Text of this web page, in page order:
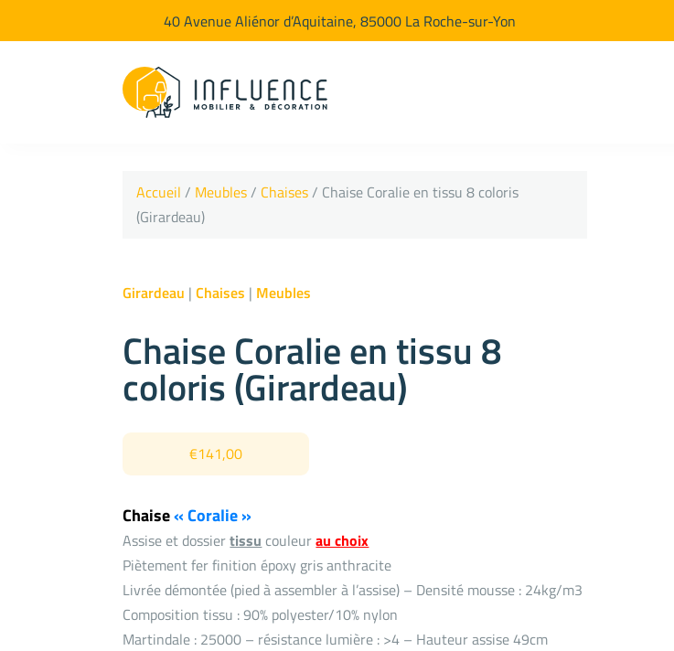
40 Avenue Aliénor d’Aquitaine, 85000 La Roche-sur-Yon
Accueil / Meubles/ Chaises/ Chaise Coralie en tissu 8 coloris
(Girardeau)
Girardeau |Chaises | Meubles
Chaise Coralie en tissu 8
coloris (Girardeau)
€141,00
Chaise« Coralie »
Assise et dossiertissu couleurau choix
Piètement fer finition époxy gris anthracite
Livrée démontée (pied à assembler à l’assise) – Densité mousse : 24kg/m3
Composition tissu : 90% polyester/10% nylon
Martindale : 25000 – résistance lumière : >4 – Hauteur assise 49cm